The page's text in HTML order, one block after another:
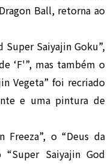
Ball, retorna ao
Super Saiyajin Goku”,
‘F'”, mas também o
Vegeta” foi recriado
e uma pintura de
Freeza”, o “Deus da
“Super Saiyajin God